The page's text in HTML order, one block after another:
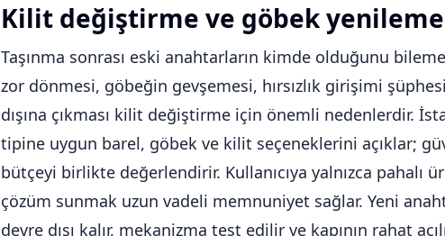
Kilit değiştirme ve göbek
Taşınma sonrası eski anahtarların kimde olduğunu
zor dönmesi, göbeğin gevşemesi, hırsızlık girişimi
dışına çıkması kilit değiştirme için önemli nedenlerdir.
tipine uygun barel, göbek ve kilit seçeneklerini açıklar;
bütçeyi birlikte değerlendirir. Kullanıcıya yalnızca pahalı
çözüm sunmak uzun vadeli memnuniyet sağlar. Yeni
devre dışı kalır, mekanizma test edilir ve kapının rahat